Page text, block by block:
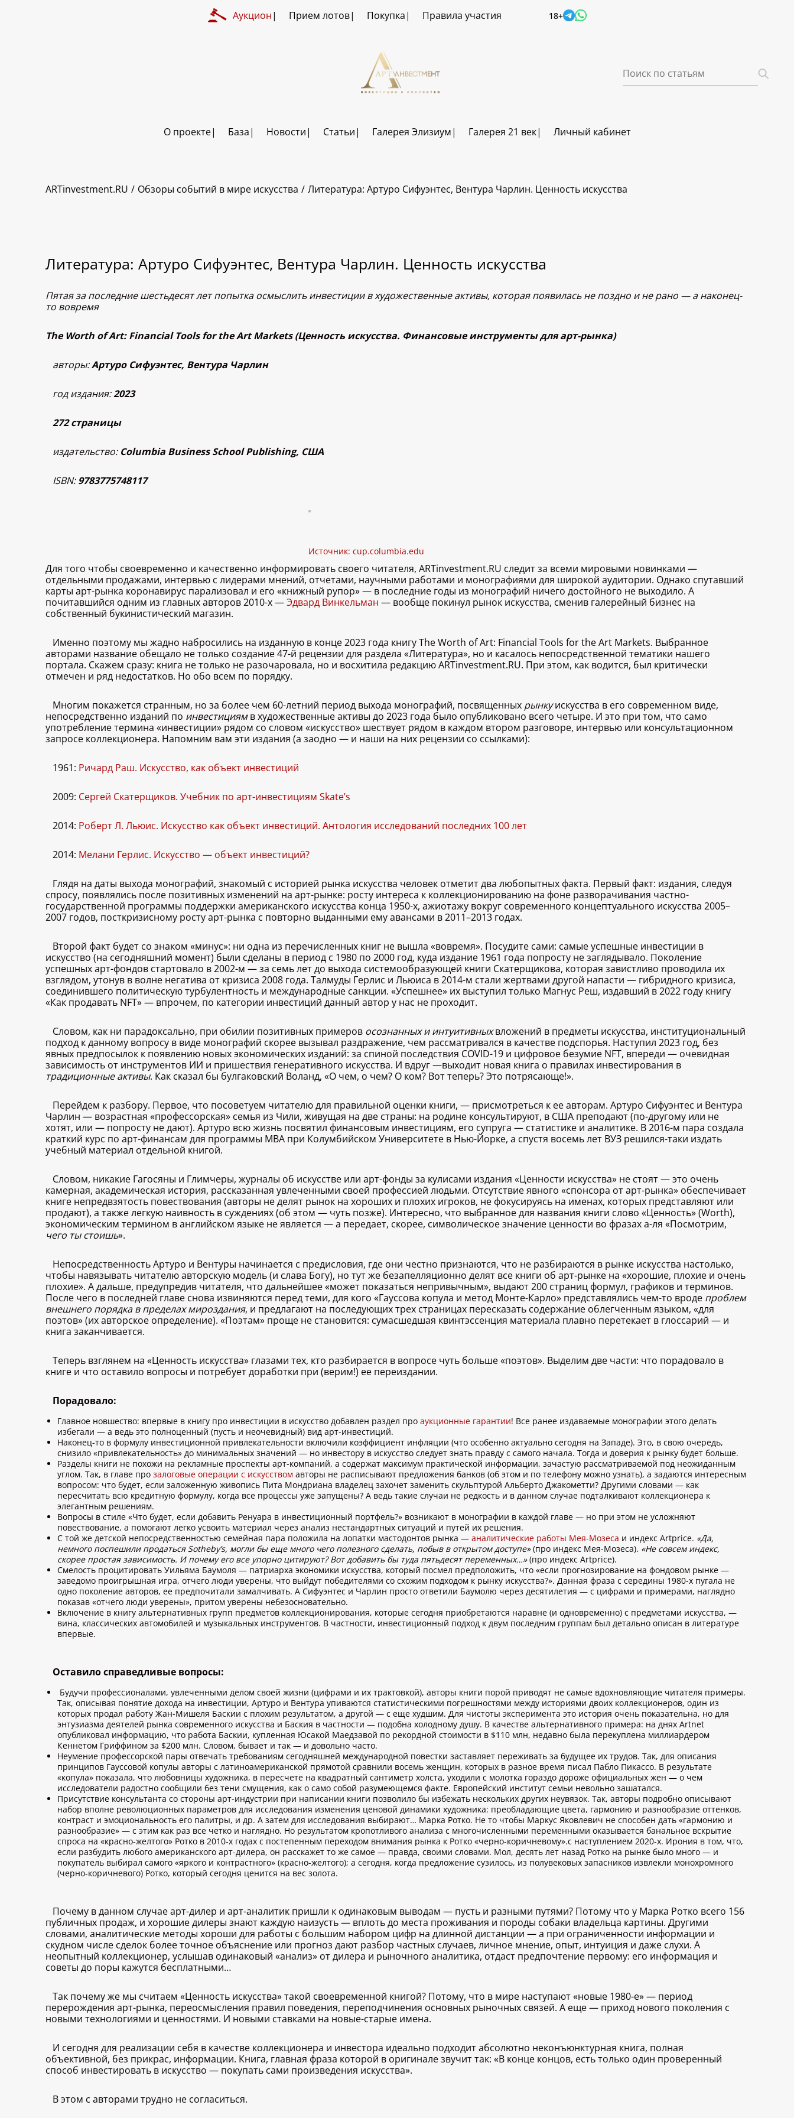
Аукцион Прием лотов Покупка Правила участия 18+
О проекте База Новости Статьи Галерея Элизиум Галерея 21 век Личный кабинет
ARTinvestment.RU Обзоры событий в мире искусства Литература: Артуро Сифуэнтес, Вентура Чарлин. Ценность искусства
Литература: Артуро Сифуэнтес, Вентура Чарлин. Ценность искусства
Пятая за последние шестьдесят лет попытка осмыслить инвестиции в художественные активы, которая появилась не поздно и не рано — а наконец-
то вовремя
The Worth of Art: Financial Tools for the Art Markets (Ценность искусства. Финансовые инструменты для арт-рынка)
авторы:Артуро Сифуэнтес, Вентура Чарлин
год издания:2023
272 страницы
издательство: Columbia Business School Publishing, США
ISBN:9783775748117
Источник: cup.columbia.edu
Для того чтобы своевременно и качественно информировать своего читателя, ARTinvestment.RU следит за всеми мировыми новинками —
отдельными продажами, интервью с лидерами мнений, отчетами, научными работами и монографиями для широкой аудитории. Однако спутавший
карты арт-рынка коронавирус парализовал и его «книжный рупор» — в последние годы из монографий ничего достойного не выходило. А
почитавшийся одним из главных авторов 2010-х —Эдвард Винкельман — вообще покинул рынок искусства, сменив галерейный бизнес на
собственный букинистический магазин.
Именно поэтому мы жадно набросились на изданную в конце 2023 года книгу The Worth of Art: Financial Tools for the Art Markets. Выбранное
авторами название обещало не только создание 47-й рецензии для раздела «Литература», но и касалось непосредственной тематики нашего
портала. Скажем сразу: книга не только не разочаровала, но и восхитила редакцию ARTinvestment.RU. При этом, как водится, был критически
отмечен и ряд недостатков. Но обо всем по порядку.
Многим покажется странным, но за более чем 60-летний период выхода монографий, посвященных рынкуискусства в его современном виде,
непосредственно изданий по инвестициямв художественные активы до 2023 года было опубликовано всего четыре. И это при том, что само
употребление термина «инвестиции» рядом со словом «искусство» шествует рядом в каждом втором разговоре, интервью или консультационном
запросе коллекционера. Напомним вам эти издания (а заодно — и наши на них рецензии со ссылками):
1961: Ричард Раш. Искусство, как объект инвестиций
2009: Сергей Скатерщиков. Учебник по арт-инвестициям Skate’s
2014: Роберт Л. Льюис. Искусство как объект инвестиций. Антология исследований последних 100 лет
2014: Мелани Герлис. Искусство — объект инвестиций?
Глядя на даты выхода монографий, знакомый с историей рынка искусства человек отметит два любопытных факта. Первый факт: издания, следуя
спросу, появлялись после позитивных изменений на арт-рынке: росту интереса к коллекционированию на фоне разворачивания частно-
государственной программы поддержки американского искусства конца 1950-х, ажиотажу вокруг современного концептуального искусства 2005–
2007 годов, посткризисному росту арт-рынка с повторно выданными ему авансами в 2011–2013 годах.
Второй факт будет со знаком «минус»: ни одна из перечисленных книг не вышла «вовремя». Посудите сами: самые успешные инвестиции в
искусство (на сегодняшний момент) были сделаны в период с 1980 по 2000 год, куда издание 1961 года попросту не заглядывало. Поколение
успешных арт-фондов стартовало в 2002-м — за семь лет до выхода системообразующей книги Скатерщикова, которая завистливо проводила их
взглядом, утонув в волне негатива от кризиса 2008 года. Талмуды Герлис и Льюиса в 2014-м стали жертвами другой напасти — гибридного кризиса,
соединившего политическую турбулентность и международные санкции. «Успешнее» их выступил только Магнус Реш, издавший в 2022 году книгу
«Как продавать NFT» — впрочем, по категории инвестиций данный автор у нас не проходит.
Словом, как ни парадоксально, при обилии позитивных примеров осознанных и интуитивныхвложений в предметы искусства, институциональный
подход к данному вопросу в виде монографий скорее вызывал раздражение, чем рассматривался в качестве подспорья. Наступил 2023 год, без
явных предпосылок к появлению новых экономических изданий: за спиной последствия COVID-19 и цифровое безумие NFT, впереди — очевидная
зависимость от инструментов ИИ и пришествия генеративного искусства. И вдруг —выходит новая книга о правилах инвестирования в
традиционные активы. Как сказал бы булгаковский Воланд, «О чем, о чем? О ком? Вот теперь? Это потрясающе!».
Перейдем к разбору. Первое, что посоветуем читателю для правильной оценки книги, — присмотреться к ее авторам. Артуро Сифуэнтес и Вентура
Чарлин — возрастная «профессорская» семья из Чили, живущая на две страны: на родине консультируют, в США преподают (по-другому или не
хотят, или — попросту не дают). Артуро всю жизнь посвятил финансовым инвестициям, его супруга — статистике и аналитике. В 2016-м пара создала
краткий курс по арт-финансам для программы MBA при Колумбийском Университете в Нью-Йорке, а спустя восемь лет ВУЗ решился-таки издать
учебный материал отдельной книгой.
Словом, никакие Гагосяны и Глимчеры, журналы об искусстве или арт-фонды за кулисами издания «Ценности искусства» не стоят — это очень
камерная, академическая история, рассказанная увлеченными своей профессией людьми. Отсутствие явного «спонсора от арт-рынка» обеспечивает
книге непредвзятость повествования (авторы не делят рынок на хороших и плохих игроков, не фокусируясь на именах, которых представляют или
продают), а также легкую наивность в суждениях (об этом — чуть позже). Интересно, что выбранное для названия книги слово «Ценность» (Worth),
экономическим термином в английском языке не является — а передает, скорее, символическое значение ценности во фразах а-ля «Посмотрим,
чего ты стоишь».
Непосредственность Артуро и Вентуры начинается с предисловия, где они честно признаются, что не разбираются в рынке искусства настолько,
чтобы навязывать читателю авторскую модель (и слава Богу), но тут же безапелляционно делят все книги об арт-рынке на «хорошие, плохие и очень
плохие». А дальше, предупредив читателя, что дальнейшее «может показаться непривычным», выдают 200 страниц формул, графиков и терминов.
После чего в последней главе снова извиняются перед теми, для кого «Гауссова копула и метод Монте-Карло» представлялись чем-то вроде проблем
внешнего порядка в пределах мироздания, и предлагают на последующих трех страницах пересказать содержание облегченным языком, «для
поэтов» (их авторское определение). «Поэтам» проще не становится: сумасшедшая квинтэссенция материала плавно перетекает в глоссарий — и
книга заканчивается.
Теперь взглянем на «Ценность искусства» глазами тех, кто разбирается в вопросе чуть больше «поэтов». Выделим две части: что порадовало в
книге и что оставило вопросы и потребует доработки при (верим!) ее переиздании.
Порадовало:
Главное новшество: впервые в книгу про инвестиции в искусство добавлен раздел про аукционные гарантии! Все ранее издаваемые монографии этого делать
избегали — а ведь это полноценный (пусть и неочевидный) вид арт-инвестиций.
Наконец-то в формулу инвестиционной привлекательности включили коэффициент инфляции (что особенно актуально сегодня на Западе). Это, в свою очередь,
снизило «привлекательность» до минимальных значений — но инвестору в искусство следует знать правду с самого начала. Тогда и доверия к рынку будет больше.
Разделы книги не похожи на рекламные проспекты арт-компаний, а содержат максимум практической информации, зачастую рассматриваемой под неожиданным
углом. Так, в главе про залоговые операции с искусством авторы не расписывают предложения банков (об этом и по телефону можно узнать), а задаются интересным
вопросом: что будет, если заложенную живопись Пита Мондриана владелец захочет заменить скульптурой Альберто Джакометти? Другими словами — как
пересчитать всю кредитную формулу, когда все процессы уже запущены? А ведь такие случаи не редкость и в данном случае подталкивают коллекционера к
элегантным решениям.
Вопросы в стиле «Что будет, если добавить Ренуара в инвестиционный портфель?» возникают в монографии в каждой главе — но при этом не усложняют
повествование, а помогают легко усвоить материал через анализ нестандартных ситуаций и путей их решения.
С той же детской непосредственностью семейная пара положила на лопатки мастодонтов рынка — аналитические работы Мея-Мозеса и индекс Artprice. «Да,
немного поспешили продаться Sotheby’s, могли бы еще много чего полезного сделать, побыв в открытом доступе»(про индекс Мея-Мозеса). «Не совсем индекс,
скорее простая зависимость. И почему его все упорно цитируют? Вот добавить бы туда пятьдесят переменных…»(про индекс Artprice).
Смелость процитировать Уильяма Баумоля — патриарха экономики искусства, который посмел предположить, что «если прогнозирование на фондовом рынке —
заведомо проигрышная игра, отчего люди уверены, что выйдут победителями со схожим подходом к рынку искусства?». Данная фраза с середины 1980-х пугала не
одно поколение авторов, ее предпочитали замалчивать. А Сифуэнтес и Чарлин просто ответили Баумолю через десятилетия — с цифрами и примерами, наглядно
показав «отчего люди уверены», притом уверены небезосновательно.
Включение в книгу альтернативных групп предметов коллекционирования, которые сегодня приобретаются наравне (и одновременно) с предметами искусства, —
вина, классических автомобилей и музыкальных инструментов. В частности, инвестиционный подход к двум последним группам был детально описан в литературе
впервые.
Оставило справедливые вопросы:
Будучи профессионалами, увлеченными делом своей жизни (цифрами и их трактовкой), авторы книги порой приводят не самые вдохновляющие читателя примеры.
Так, описывая понятие дохода на инвестиции, Артуро и Вентура упиваются статистическими погрешностями между историями двоих коллекционеров, один из
которых продал работу Жан-Мишеля Баскии с плохим результатом, а другой — с еще худшим. Для чистоты эксперимента это история очень показательна, но для
энтузиазма деятелей рынка современного искусства и Баския в частности — подобна холодному душу. В качестве альтернативного примера: на днях Artnet
опубликовал информацию, что работа Баскии, купленная Юсакой Маедзавой по рекордной стоимости в $110 млн, недавно была перекуплена миллиардером
Кеннетом Гриффином за $200 млн. Словом, бывает и так — и довольно часто.
Неумение профессорской пары отвечать требованиям сегодняшней международной повестки заставляет переживать за будущее их трудов. Так, для описания
принципов Гауссовой копулы авторы с латиноамериканской прямотой сравнили восемь женщин, которых в разное время писал Пабло Пикассо. В результате
«копула» показала, что любовницы художника, в пересчете на квадратный сантиметр холста, уходили с молотка гораздо дороже официальных жен — о чем
исследователи радостно сообщили без тени смущения, как о само собой разумеющемся факте. Европейский институт семьи невольно зашатался.
Присутствие консультанта со стороны арт-индустрии при написании книги позволило бы избежать нескольких других неувязок. Так, авторы подробно описывают
набор вполне революционных параметров для исследования изменения ценовой динамики художника: преобладающие цвета, гармонию и разнообразие оттенков,
контраст и эмоциональность его палитры, и др. А затем для исследования выбирают… Марка Ротко. Не то чтобы Маркус Яковлевич не способен дать «гармонию и
разнообразие» — с этим как раз все четко и наглядно. Но результатом кропотливого анализа с многочисленными переменными оказывается банальное вскрытие
спроса на «красно-желтого» Ротко в 2010-х годах с постепенным переходом внимания рынка к Ротко «черно-коричневому».с наступлением 2020-х. Ирония в том, что,
если разбудить любого американского арт-дилера, он расскажет то же самое — правда, своими словами. Мол, десять лет назад Ротко на рынке было много — и
покупатель выбирал самого «яркого и контрастного» (красно-желтого); а сегодня, когда предложение сузилось, из полувековых запасников извлекли монохромного
(черно-коричневого) Ротко, который сегодня ценится на вес золота.
Почему в данном случае арт-дилер и арт-аналитик пришли к одинаковым выводам — пусть и разными путями? Потому что у Марка Ротко всего 156
публичных продаж, и хорошие дилеры знают каждую наизусть — вплоть до места проживания и породы собаки владельца картины. Другими
словами, аналитические методы хороши для работы с большим набором цифр на длинной дистанции — а при ограниченности информации и
скудном числе сделок более точное объяснение или прогноз дают разбор частных случаев, личное мнение, опыт, интуиция и даже слухи. А
неопытный коллекционер, услышав одинаковый «анализ» от дилера и рыночного аналитика, отдаст предпочтение первому: его информация и
советы до поры кажутся бесплатными…
Так почему же мы считаем «Ценность искусства» такой своевременной книгой? Потому, что в мире наступают «новые 1980-е» — период
перерождения арт-рынка, переосмысления правил поведения, переподчинения основных рыночных связей. А еще — приход нового поколения с
новыми технологиями и ценностями. И новыми ставками на новые-старые имена.
И сегодня для реализации себя в качестве коллекционера и инвестора идеально подходит абсолютно неконъюнктурная книга, полная
объективной, без прикрас, информации. Книга, главная фраза которой в оригинале звучит так: «В конце концов, есть только один проверенный
способ инвестировать в искусство — покупать сами произведения искусства».
В этом с авторами трудно не согласиться.